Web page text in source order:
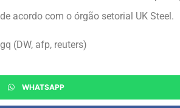
de acordo com o órgão setorial UK Steel.
gq (DW, afp, reuters)
WHATSAPP